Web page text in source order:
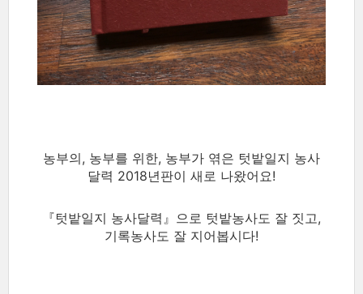
농부의, 농부를 위한, 농부가 엮은 텃밭일지 농사
달력 2018년판이 새로 나왔어요!
『텃밭일지 농사달력』으로 텃밭농사도 잘 짓고,
기록농사도 잘 지어봅시다!